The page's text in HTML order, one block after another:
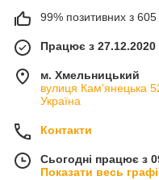
99% позитивних з 605
Працює з 27.12.2020
м. Хмельницький
вулиця Кам'янецька
Україна
Контакти
Сьогодні працює з
Показати весь